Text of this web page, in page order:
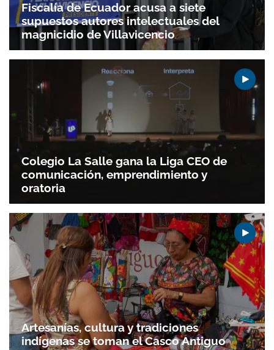
Fiscalía de Ecuador acusa a siete
supuestos autores intelectuales del
magnicidio de Villavicencio
Colegio La Salle gana la Liga CEO de
comunicación, emprendimiento y
oratoria
Artesanías, cultura y tradiciones
indígenas se toman el Casco Antiguo